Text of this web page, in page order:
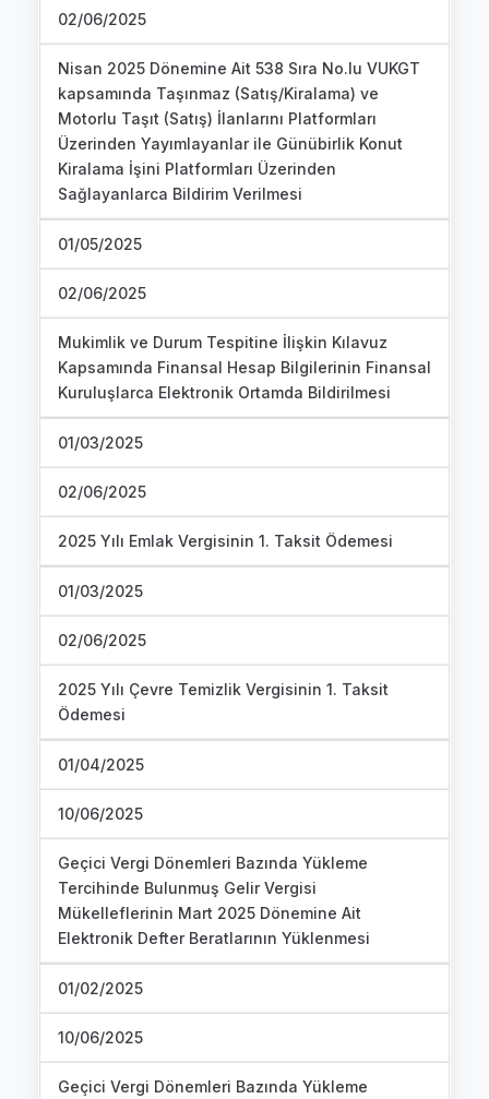
02/06/2025
Nisan 2025 Dönemine Ait 538 Sıra No.lu VUKGT
kapsamında Taşınmaz (Satış/Kiralama) ve
Motorlu Taşıt (Satış) İlanlarını Platformları
Üzerinden Yayımlayanlar ile Günübirlik Konut
Kiralama İşini Platformları Üzerinden
Sağlayanlarca Bildirim Verilmesi
01/05/2025
02/06/2025
Mukimlik ve Durum Tespitine İlişkin Kılavuz
Kapsamında Finansal Hesap Bilgilerinin Finansal
Kuruluşlarca Elektronik Ortamda Bildirilmesi
01/03/2025
02/06/2025
2025 Yılı Emlak Vergisinin 1. Taksit Ödemesi
01/03/2025
02/06/2025
2025 Yılı Çevre Temizlik Vergisinin 1. Taksit
Ödemesi
01/04/2025
10/06/2025
Geçici Vergi Dönemleri Bazında Yükleme
Tercihinde Bulunmuş Gelir Vergisi
Mükelleflerinin Mart 2025 Dönemine Ait
Elektronik Defter Beratlarının Yüklenmesi
01/02/2025
10/06/2025
Geçici Vergi Dönemleri Bazında Yükleme